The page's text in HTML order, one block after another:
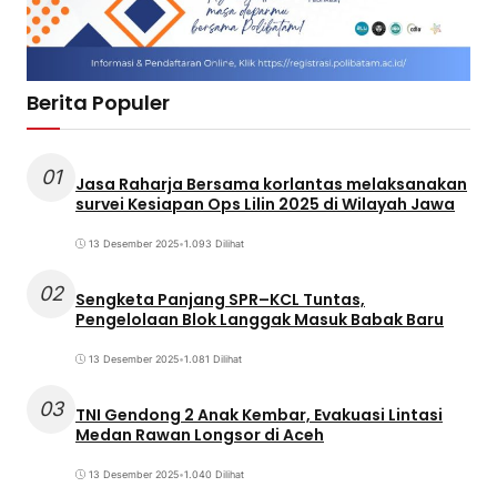
Berita Populer
01
Jasa Raharja Bersama korlantas melaksanakan
survei Kesiapan Ops Lilin 2025 di Wilayah Jawa
13 Desember 2025•1.093 Dilihat
02 Sengketa Panjang SPR–KCL Tuntas,
Pengelolaan Blok Langgak Masuk Babak Baru
13 Desember 2025•1.081 Dilihat
03 TNI Gendong 2 Anak Kembar, Evakuasi Lintasi
Medan Rawan Longsor di Aceh
13 Desember 2025•1.040 Dilihat